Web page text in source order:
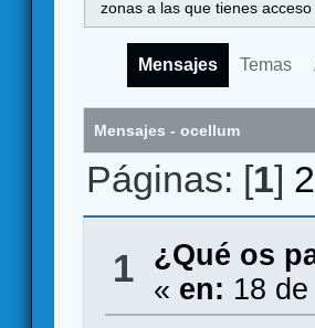
zonas a las que tienes
Mensajes Temas
Mensajes - ocellum
Páginas: [1] 2
1 ¿Qué os
« en: 18